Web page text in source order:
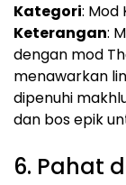
Kategori: Mod
Keterangan:
dengan mod
menawarkan
dipenuhi
dan bos epik
6. Pahat